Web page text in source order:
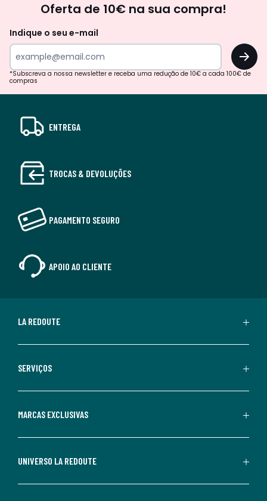
Oferta de 10€ na sua compra!
Indique o seu e-mail
OK
*Subscreva a nossa newsletter e receba uma redução de 10€ a cada 100€ de
compras
ENTREGA
TROCAS & DEVOLUÇÕES
PAGAMENTO SEGURO
APOIO AO CLIENTE
LA REDOUTE
SERVIÇOS
MARCAS EXCLUSIVAS
UNIVERSO LA REDOUTE